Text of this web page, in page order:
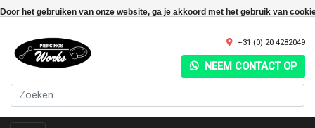
Door het gebruiken van onze website, ga je akkoord met het gebruik van
+31 (0) 20 4282049
NEEM CONTACT OP